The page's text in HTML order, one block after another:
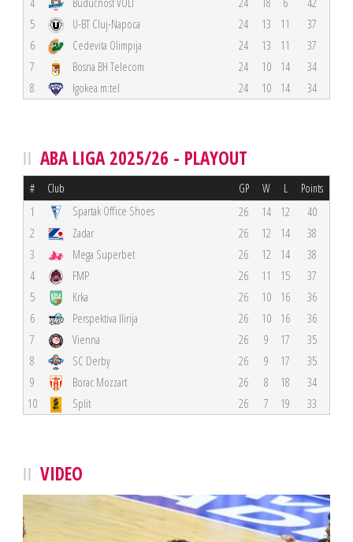
5
U-BT Cluj-Napoca 24 13 11
37
6
Cedevita Olimpija 24 13 11
37
7
Bosna BH Telecom 24 10 14
34
8
Igokea m:tel 24 10 14 34
ABA LIGA 2025/26 - PLAYOUT
# Club GP W L Points
1 Spartak Office Shoes 26 14 12
40
2
Zadar 26 12 14
38
3
Mega Superbet 26 12 14
38
4
FMP 26 11 15
37
5
Krka 26 10 16
36
6
Perspektiva Ilirija 26 10 16
36
7
Vienna 26 9 17
35
8
SC Derby 26 9 17
35
9
Borac Mozzart 26 8 18
34
10
Split 26 7 19 33
VIDEO